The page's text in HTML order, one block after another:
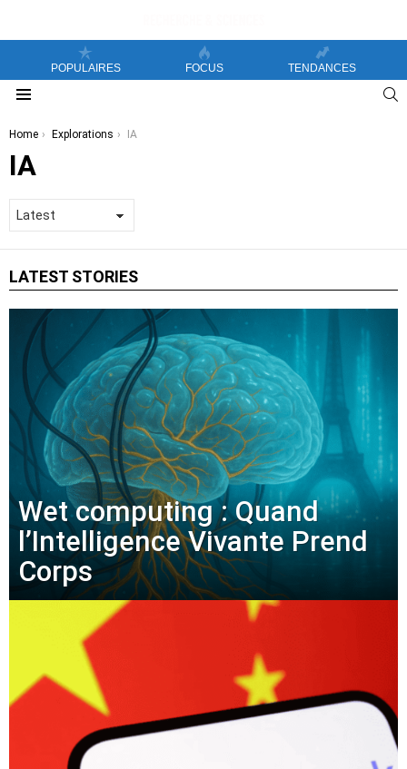
POPULAIRES FOCUS TENDANCES
You are here:
Home Explorations IA
IA
LATEST STORIES
Wet computing : Quand
l’Intelligence Vivante Prend
Corps